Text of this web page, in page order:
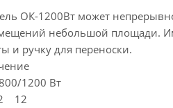
ОК-1200Вт может
небольшой площади.
и ручку для переноски.
1200 Вт
12